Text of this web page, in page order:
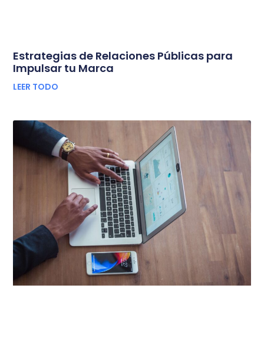
Estrategias de Relaciones Públicas para
Impulsar tu Marca
LEER TODO